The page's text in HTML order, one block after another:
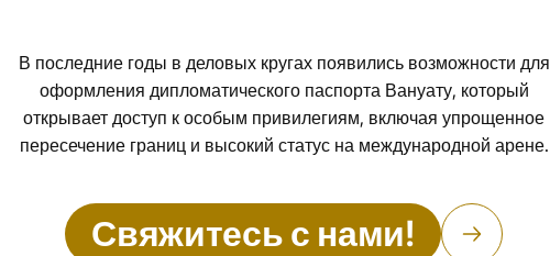
В последние годы в деловых кругах появились возможности для
оформления дипломатического паспорта Вануату, который
открывает доступ к особым привилегиям, включая упрощенное
пересечение границ и высокий статус на международной арене.
Свяжитесь с нами!